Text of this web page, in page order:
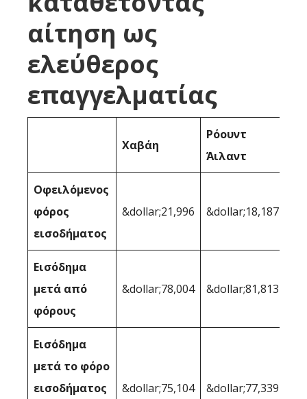
αίτηση ως
ελεύθερος
επαγγελματίας
Χαβάη
Ρόουντ
Άιλαντ
Οφειλόμενος
φόρος
εισοδήματος
&dollar;21,996 &dollar;18,187
Εισόδημα
μετά από
φόρους
&dollar;78,004 &dollar;81,813
Εισόδημα
μετά το φόρο
εισοδήματος
&dollar;75,104 &dollar;77,339